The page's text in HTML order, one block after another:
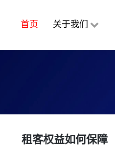
首页 关于我们
租客权益如何保障